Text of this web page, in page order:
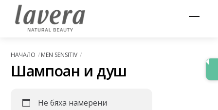
НАЧАЛО MEN SENSITIV
Шампоан и душ
Не бяха намерени